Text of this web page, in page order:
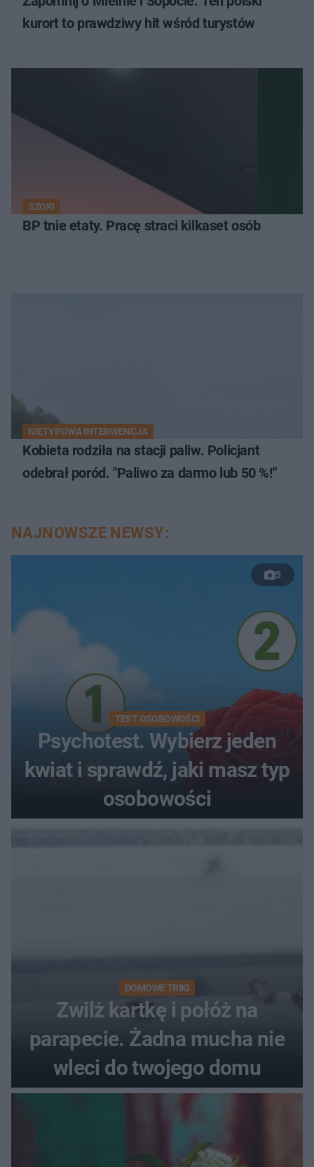
kurort to prawdziwy hit wśród turystów
SZOK!
BP tnie etaty. Pracę straci kilkaset osób
NIETYPOWA INTERWENCJA
Kobieta rodziła na stacji paliw. Policjant
odebrał poród. "Paliwo za darmo lub 50 %!"
NAJNOWSZE NEWSY:
5
TEST OSOBOWOŚCI
Psychotest. Wybierz jeden
kwiat i sprawdź, jaki masz typ
osobowości
DOMOWE TRIKI
Zwilż kartkę i połóż na
parapecie. Żadna mucha nie
wleci do twojego domu